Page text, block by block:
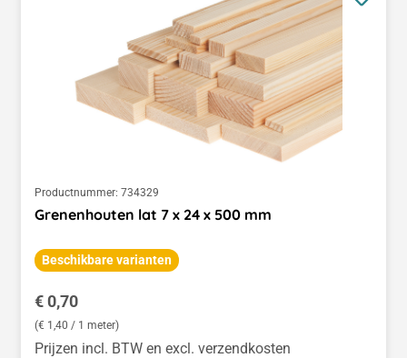
Productnummer: 734329
Grenenhouten lat 7 x 24 x 500 mm
Beschikbare varianten
Normale prijs:
€ 0,70
(€ 1,40 / 1 meter)
Prijzen incl. BTW en excl. verzendkosten